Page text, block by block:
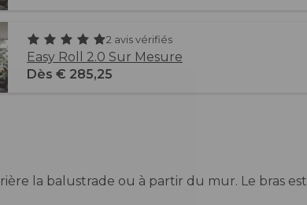
2 avis vérifiés
Easy Roll 2.0 Sur Mesure
Dès € 285,25
la balustrade ou à partir du mur. Le bras est